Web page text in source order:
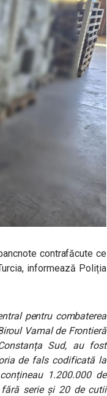
contrafăcute ce
informează Poliția
pentru combaterea
Vamal de Frontieră
Sud, au fost
de fals codificată la
1.200.000 de
serie și 20 de cutii